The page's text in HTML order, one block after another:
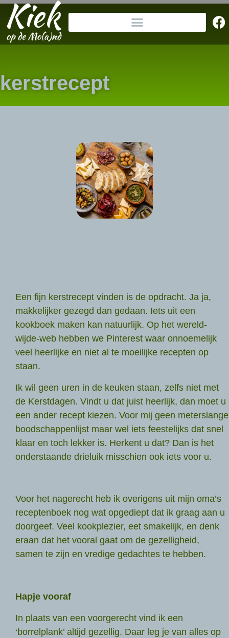
kerstrecept
Een fijn kerstrecept vinden is de opdracht. Ja ja,
makkelijker gezegd dan gedaan. Iets uit een
kookboek maken kan natuurlijk. Op het wereld-
wijde-web hebben we Pinterest waar onnoemelijk
veel heerlijke en niet al te moeilijke recepten op
staan.
Ik wil geen uren in de keuken staan, zelfs niet met
de Kerstdagen. Vindt u dat juist heerlijk, dan moet u
een ander recept kiezen. Voor mij geen meterslange
boodschappenlijst maar wel iets feestelijks dat snel
klaar en toch lekker is. Herkent u dat? Dan is het
onderstaande drieluik misschien ook iets voor u.
Voor het nagerecht heb ik overigens uit mijn oma’s
receptenboek nog wat opgediept dat ik graag aan u
doorgeef. Veel kookplezier, eet smakelijk, en denk
eraan dat het vooral gaat om de gezelligheid,
samen te zijn en vredige gedachtes te hebben.
Hapje vooraf
In plaats van een voorgerecht vind ik een
‘borrelplank’ altijd gezellig. Daar leg je van alles op